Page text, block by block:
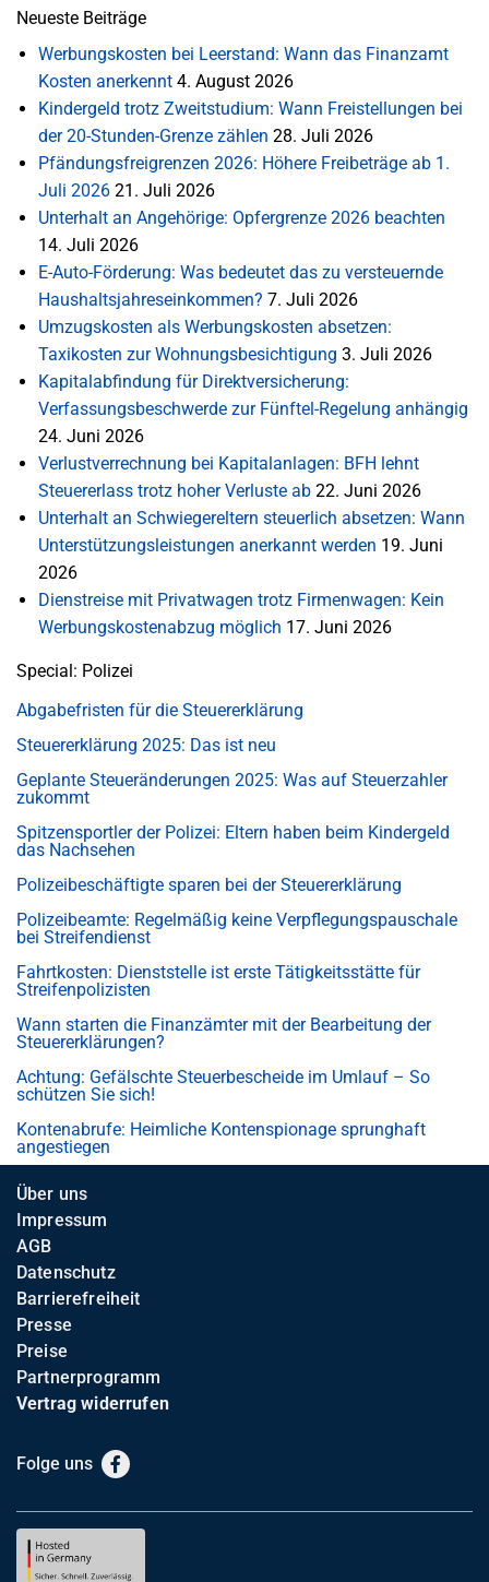
Neueste Beiträge
Werbungskosten bei Leerstand: Wann das Finanzamt
Kosten anerkennt 4. August 2026
Kindergeld trotz Zweitstudium: Wann Freistellungen bei
der 20-Stunden-Grenze zählen 28. Juli 2026
Pfändungsfreigrenzen 2026: Höhere Freibeträge ab 1.
Juli 2026 21. Juli 2026
Unterhalt an Angehörige: Opfergrenze 2026 beachten
14. Juli 2026
E-Auto-Förderung: Was bedeutet das zu versteuernde
Haushaltsjahreseinkommen? 7. Juli 2026
Umzugskosten als Werbungskosten absetzen:
Taxikosten zur Wohnungsbesichtigung 3. Juli 2026
Kapitalabfindung für Direktversicherung:
Verfassungsbeschwerde zur Fünftel-Regelung anhängig
24. Juni 2026
Verlustverrechnung bei Kapitalanlagen: BFH lehnt
Steuererlass trotz hoher Verluste ab 22. Juni 2026
Unterhalt an Schwiegereltern steuerlich absetzen: Wann
Unterstützungsleistungen anerkannt werden 19. Juni
2026
Dienstreise mit Privatwagen trotz Firmenwagen: Kein
Werbungskostenabzug möglich 17. Juni 2026
Special: Polizei
Abgabefristen für die Steuererklärung
Steuererklärung 2025: Das ist neu
Geplante Steueränderungen 2025: Was auf Steuerzahler
zukommt
Spitzensportler der Polizei: Eltern haben beim Kindergeld
das Nachsehen
Polizeibeschäftigte sparen bei der Steuererklärung
Polizeibeamte: Regelmäßig keine Verpflegungspauschale
bei Streifendienst
Fahrtkosten: Dienststelle ist erste Tätigkeitsstätte für
Streifenpolizisten
Wann starten die Finanzämter mit der Bearbeitung der
Steuererklärungen?
Achtung: Gefälschte Steuerbescheide im Umlauf – So
schützen Sie sich!
Kontenabrufe: Heimliche Kontenspionage sprunghaft
angestiegen
Über uns
Impressum
AGB
Datenschutz
Barrierefreiheit
Presse
Preise
Partnerprogramm
Vertrag widerrufen
Folge uns Facebook